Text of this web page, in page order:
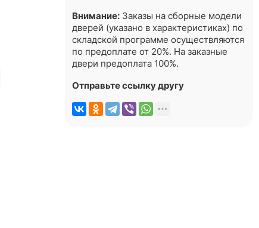
Внимание: Заказы на сборные модели
дверей (указано в характеристиках) по
складской программе осуществляются
по предоплате от 20%. На заказные
двери предоплата 100%.
Отправьте ссылку другу